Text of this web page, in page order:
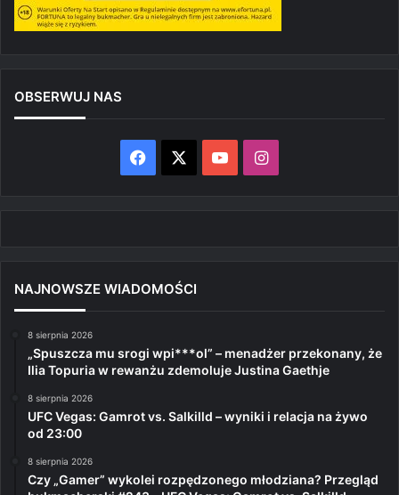
OBSERWUJ NAS
Facebook YouTubeInstagram
NAJNOWSZE WIADOMOŚCI
8 sierpnia 2026
„Spuszcza mu srogi wpi***ol” – menadżer przekonany, że
Ilia Topuria w rewanżu zdemoluje Justina Gaethje
8 sierpnia 2026
UFC Vegas: Gamrot vs. Salkilld – wyniki i relacja na żywo
od 23:00
8 sierpnia 2026
Czy „Gamer” wykolei rozpędzonego młodziana? Przegląd